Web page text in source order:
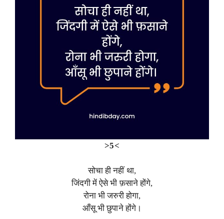
>5<
सोचा ही नहीं था,
जिंदगी में ऐसे भी फ़साने होंगे,
रोना भी जरुरी होगा,
आँसू भी छुपाने होंगे।